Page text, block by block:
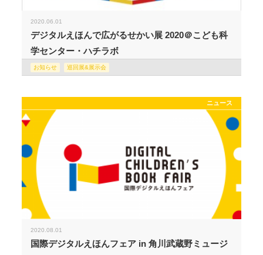
2020.06.01
デジタルえほんで広がるせかい展 2020＠こども科
学センター・ハチラボ
お知らせ 巡回展&展示会
ニュース
2020.08.01
国際デジタルえほんフェア in 角川武蔵野ミュージ